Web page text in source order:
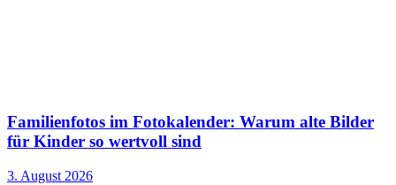
Familienfotos im Fotokalender: Warum alte Bilder
für Kinder so wertvoll sind
3. August 2026